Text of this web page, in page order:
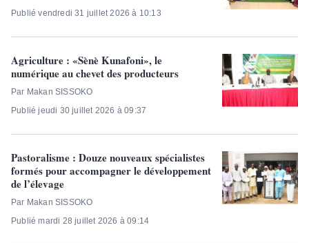
Publié vendredi 31 juillet 2026 à 10:13
Agriculture : «Sènè Kunafoni», le
numérique au chevet des producteurs
Par Makan SISSOKO
Publié jeudi 30 juillet 2026 à 09:37
Pastoralisme : Douze nouveaux spécialistes
formés pour accompagner le développement
de l’élevage
Par Makan SISSOKO
Publié mardi 28 juillet 2026 à 09:14